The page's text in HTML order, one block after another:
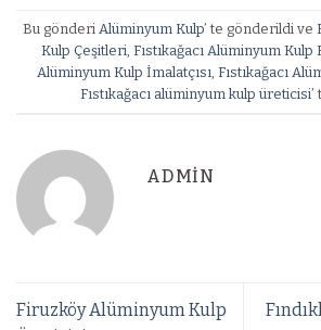
Bu gönderi Alüminyum Kulp’ te gönderildi ve
Kulp Çeşitleri Fıstıkağacı Alüminyum Kulp
Alüminyum Kulp İmalatçısı Fıstıkağacı
Fıstıkağacı alüminyum kulp üreticisi
ADMIN
Firuzköy Alüminyum Kulp